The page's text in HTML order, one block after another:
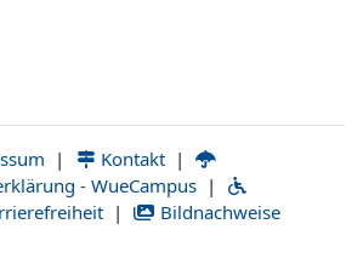
| Kontakt |
- WueCampus |
| Bildnachweise